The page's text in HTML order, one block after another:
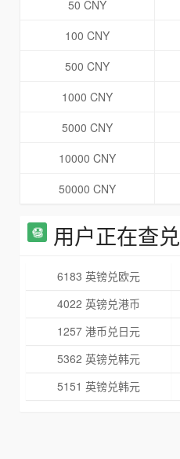
50 CNY
100 CNY
500 CNY
1000 CNY
5000 CNY
10000 CNY
50000 CNY
用户正在查兑
6183 英镑兑欧元
4022 英镑兑港币
1257 港币兑日元
5362 英镑兑韩元
5151 英镑兑韩元